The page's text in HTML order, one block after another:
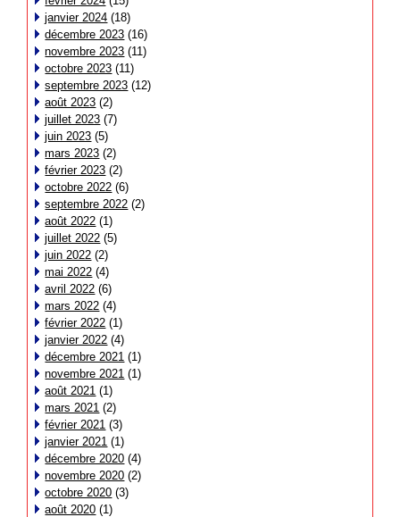
janvier 2024 (18)
décembre 2023 (16)
novembre 2023 (11)
octobre 2023 (11)
septembre 2023 (12)
août 2023 (2)
juillet 2023 (7)
juin 2023 (5)
mars 2023 (2)
février 2023 (2)
octobre 2022 (6)
septembre 2022 (2)
août 2022 (1)
juillet 2022 (5)
juin 2022 (2)
mai 2022 (4)
avril 2022 (6)
mars 2022 (4)
février 2022 (1)
janvier 2022 (4)
décembre 2021 (1)
novembre 2021 (1)
août 2021 (1)
mars 2021 (2)
février 2021 (3)
janvier 2021 (1)
décembre 2020 (4)
novembre 2020 (2)
octobre 2020 (3)
août 2020 (1)